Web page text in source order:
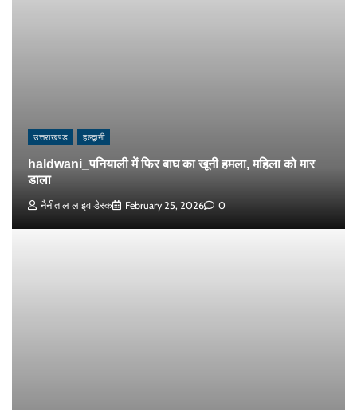
उत्तराखण्ड हल्द्वानी
haldwani_पनियाली में फिर बाघ का खूनी हमला, महिला को मार
डाला
नैनीताल लाइव डेस्क February 25, 2026 0